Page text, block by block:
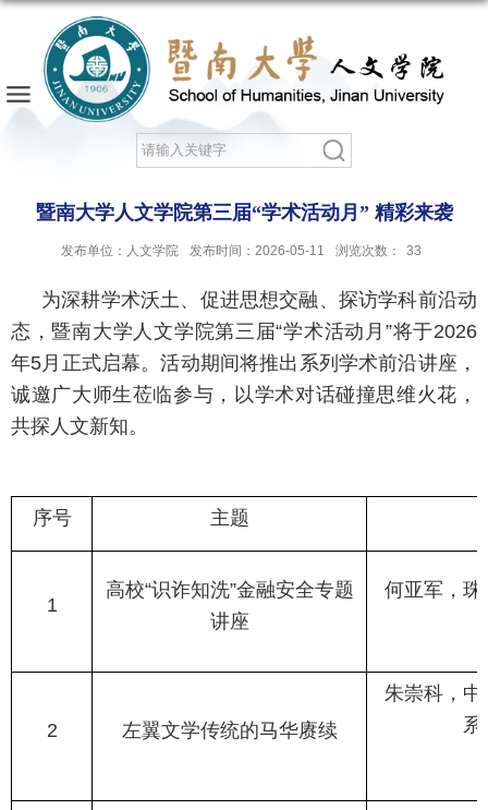
暨南大学人文学院第三届“学术活动月” 精彩来袭
发布单位：人文学院 发布时间：2026-05-11 浏览次数： 33
为深耕学术沃土、促进思想交融、探访学科前沿动
态，暨南大学人文学院第三届“学术活动月”将于2026
年5月正式启幕。活动期间将推出系列学术前沿讲座，
诚邀广大师生莅临参与，以学术对话碰撞思维火花，
共探人文新知。
序号 主题
1
高校“识诈知洗”金融安全专题
讲座
何亚军，
2 左翼文学传统的马华赓续
朱崇科，
系